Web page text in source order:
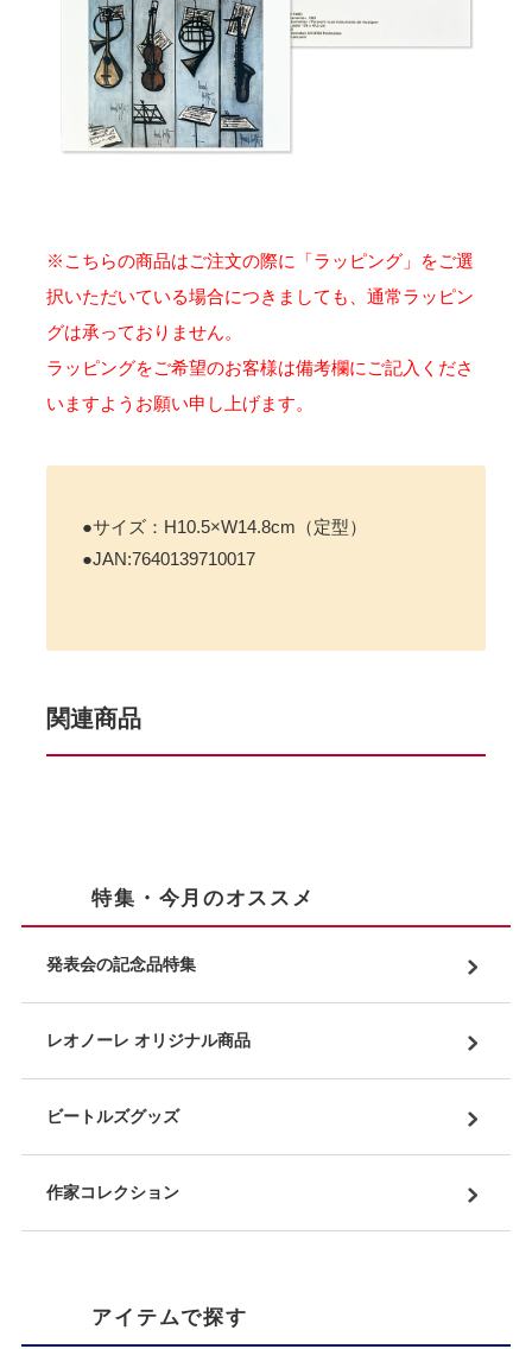
※こちらの商品はご注文の際に「ラッピング」をご選
択いただいている場合につきましても、通常ラッピン
グは承っておりません。
ラッピングをご希望のお客様は備考欄にご記入くださ
いますようお願い申し上げます。
●サイズ：H10.5×W14.8cm（定型）
●JAN:7640139710017
関連商品
特集・今月のオススメ
発表会の記念品特集
レオノーレ オリジナル商品
ビートルズグッズ
作家コレクション
アイテムで探す